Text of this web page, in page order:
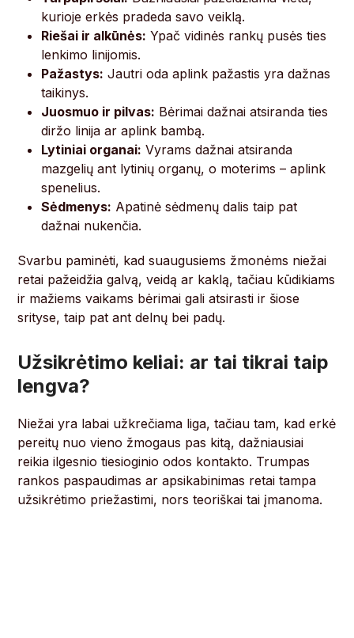
kurioje erkės pradeda savo veiklą.
Riešai ir alkūnės: Ypač vidinės rankų pusės ties
lenkimo linijomis.
Pažastys: Jautri oda aplink pažastis yra dažnas
taikinys.
Juosmuo ir pilvas: Bėrimai dažnai atsiranda ties
diržo linija ar aplink bambą.
Lytiniai organai: Vyrams dažnai atsiranda
mazgelių ant lytinių organų, o moterims – aplink
spenelius.
Sėdmenys: Apatinė sėdmenų dalis taip pat
dažnai nukenčia.
Svarbu paminėti, kad suaugusiems žmonėms niežai
retai pažeidžia galvą, veidą ar kaklą, tačiau kūdikiams
ir mažiems vaikams bėrimai gali atsirasti ir šiose
srityse, taip pat ant delnų bei padų.
Užsikrėtimo keliai: ar tai tikrai taip
lengva?
Niežai yra labai užkrečiama liga, tačiau tam, kad erkė
pereitų nuo vieno žmogaus pas kitą, dažniausiai
reikia ilgesnio tiesioginio odos kontakto. Trumpas
rankos paspaudimas ar apsikabinimas retai tampa
užsikrėtimo priežastimi, nors teoriškai tai įmanoma.